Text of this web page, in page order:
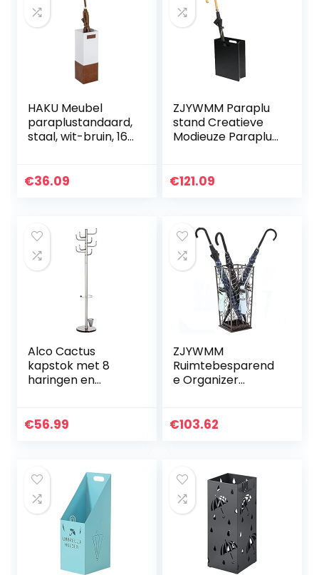
HAKU Meubel
paraplustandaard,
staal, wit-bruin, 16
€36.09
ZJYWMM Paraplu
stand Creatieve
Modieuze Paraplu
Metalen Paraplu
× 13 × 40cm. (Kleur:
Zwart)
€121.09
Alco Cactus
kapstok met 8
haringen en
16 inch
€56.99
ZJYWMM
Ruimtebesparend
e Organizer
Paraplu Rack voor
BRONZE)
€103.62